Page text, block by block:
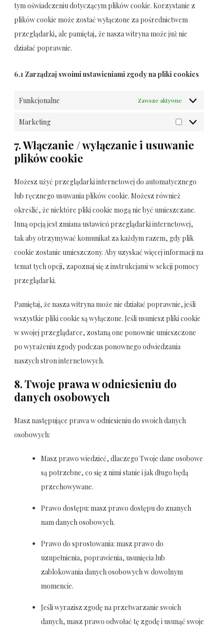
tym oświadczeniu dotyczącym plików cookie. Korzystanie z
plików cookie może zostać wyłączone za pośrednictwem
przeglądarki, ale pamiętaj, że nasza witryna może już nie
działać poprawnie.
6.1 Zarządzaj swoimi ustawieniami zgody na pliki cookies
Funkcjonalne Zawsze aktywne
Marketing
7. Włączanie / wyłączanie i usuwanie
plików cookie
Możesz użyć przeglądarki internetowej do automatycznego
lub ręcznego usuwania plików cookie. Możesz również
określić, że niektóre pliki cookie mogą nie być umieszczane.
Inną opcją jest zmiana ustawień przeglądarki internetowej,
tak aby otrzymywać komunikat za każdym razem, gdy plik
cookie zostanie umieszczony. Aby uzyskać więcej informacji na
temat tych opcji, zapoznaj się z instrukcjami w sekcji pomocy
przeglądarki.
Pamiętaj, że nasza witryna może nie działać poprawnie, jeśli
wszystkie pliki cookie są wyłączone. Jeśli usuniesz pliki cookie
w swojej przeglądarce, zostaną one ponownie umieszczone
po wyrażeniu zgody podczas ponownego odwiedzania
naszych stron internetowych.
8. Twoje prawa w odniesieniu do
danych osobowych
Masz następujące prawa w odniesieniu do swoich danych
osobowych:
Masz prawo wiedzieć, dlaczego Twoje dane osobowe
są potrzebne, co się z nimi stanie i jak długo będą
przechowywane.
Prawo dostępu: masz prawo dostępu do znanych
nam danych osobowych.
Prawo do sprostowania: masz prawo do
uzupełnienia, poprawienia, usunięcia lub
zablokowania danych osobowych w dowolnym
momencie.
Jeśli wyrazisz zgodę na przetwarzanie swoich
danych, masz prawo odwołać tę zgodę i usunąć swoje